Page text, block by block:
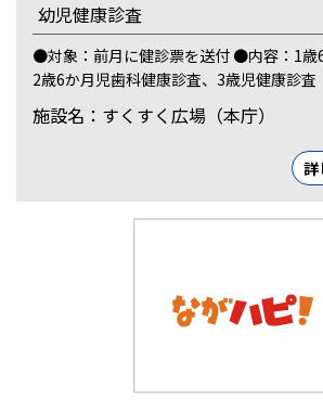
幼児健康診査
●対象：前月に健診票を送付 ●内容：1歳6
2歳6か月児歯科健康診査、3歳児健康診査
施設名：すくすく広場（本庁）
詳